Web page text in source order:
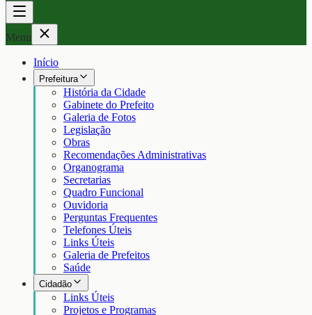
Menu
Início
Prefeitura
História da Cidade
Gabinete do Prefeito
Galeria de Fotos
Legislação
Obras
Recomendações Administrativas
Organograma
Secretarias
Quadro Funcional
Ouvidoria
Perguntas Frequentes
Telefones Úteis
Links Úteis
Galeria de Prefeitos
Saúde
Cidadão
Links Úteis
Projetos e Programas